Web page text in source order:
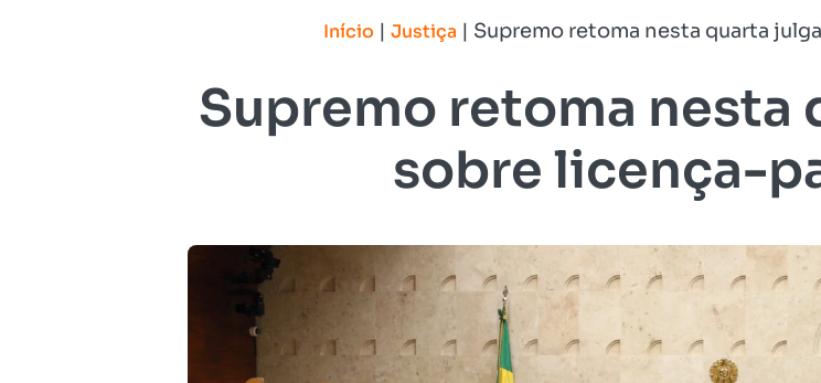
Início | Justiça | Supremo retoma nesta quarta
Supremo retoma nesta
sobre licença-